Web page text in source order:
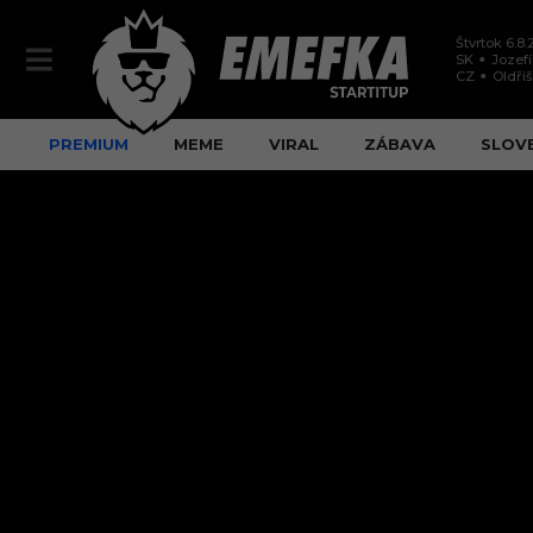
Štvrtok
SK
CZ
PREMIUM MEME VIRAL ZÁBAVA